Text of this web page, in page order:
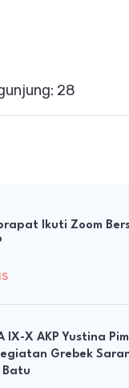
28
Ikuti Zoom
IX-X AKP Yustina
Grebek
Batu